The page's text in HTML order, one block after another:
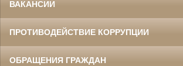
ВАКАНСИИ
ПРОТИВОДЕЙСТВИЕ КОРРУПЦИИ
ОБРАЩЕНИЯ ГРАЖДАН